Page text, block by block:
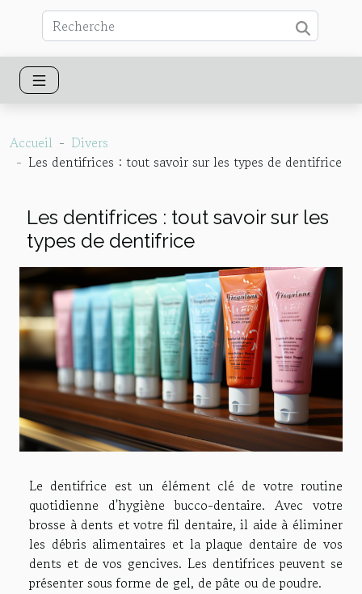
Accueil
Divers
Les dentifrices : tout savoir sur les types de dentifrice
Les dentifrices : tout savoir sur les
types de dentifrice
Le dentifrice est un élément clé de votre routine
quotidienne d'hygiène bucco-dentaire. Avec votre
brosse à dents et votre fil dentaire, il aide à éliminer
les débris alimentaires et la plaque dentaire de vos
dents et de vos gencives. Les dentifrices peuvent se
présenter sous forme de gel, de pâte ou de poudre.